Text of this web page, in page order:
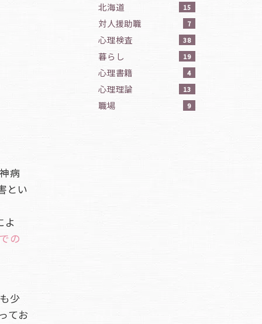
病
とい
よ
の
少
てお
北海道 15
対人援助職 7
心理検査 38
暮らし 19
心理書籍 4
心理理論 13
職場 9